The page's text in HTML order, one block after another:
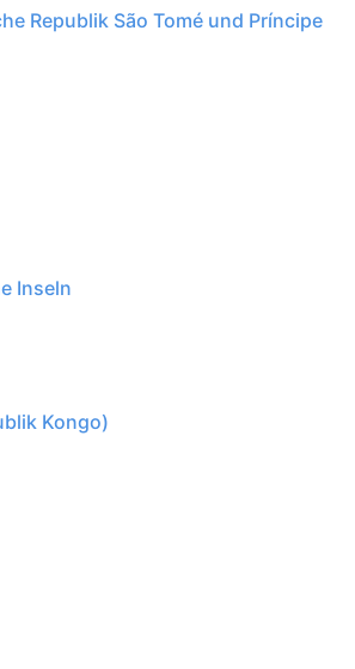
Republik São Tomé und Príncipe
Inseln
Kongo)